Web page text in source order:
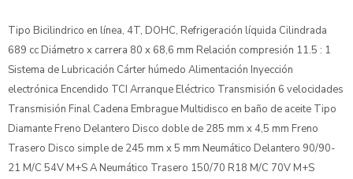
Tipo Bicilindrico en línea, 4T, DOHC, Refrigeración líquida Cilindrada
689 cc Diámetro x carrera 80 x 68,6 mm Relación compresión 11.5 : 1
Sistema de Lubricación Cárter húmedo Alimentación Inyección
electrónica Encendido TCI Arranque Eléctrico Transmisión 6 velocidades
Transmisión Final Cadena Embrague Multidisco en baño de aceite Tipo
Diamante Freno Delantero Disco doble de 285 mm x 4,5 mm Freno
Trasero Disco simple de 245 mm x 5 mm Neumático Delantero 90/90-
21 M/C 54V M+S A Neumático Trasero 150/70 R18 M/C 70V M+S